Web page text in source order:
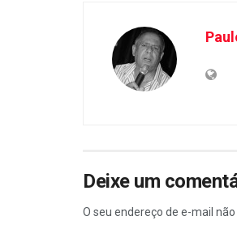
Deixe um
O seu endereço de e-mail não